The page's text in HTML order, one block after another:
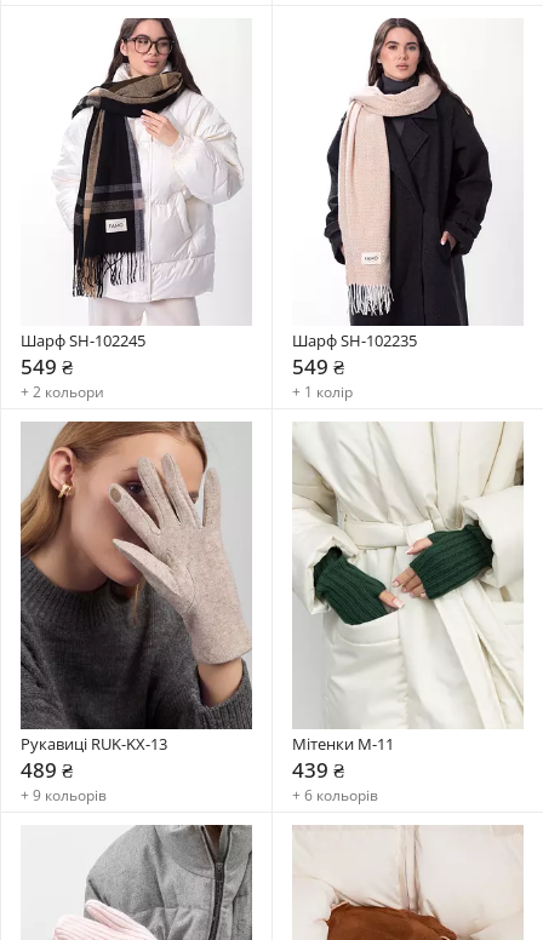
Шарф SH-102245
549 ₴
+ 2 кольори
Шарф SH-102235
549 ₴
+ 1 колір
Рукавиці RUK-KX-13
489 ₴
+ 9 кольорів
Мітенки M-11
439 ₴
+ 6 кольорів